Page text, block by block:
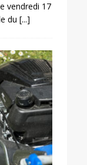
vendredi 17
du [...]